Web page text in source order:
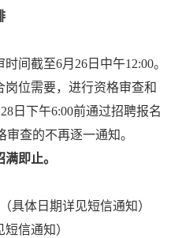
时间截至6月26日中午12:00。
位需要，进行资格审查和
28日 下午6:00前通过招聘报名
审查的不再逐一通知。
即止。
（具体日期详见短信通知）
短信通知）